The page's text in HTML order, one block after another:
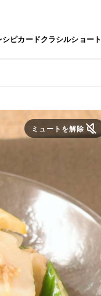
シピカードクラシルショート
ミュートを解除